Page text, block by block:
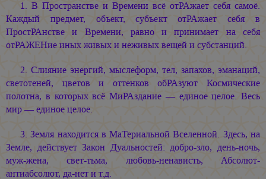
1. В Пространстве и Времени всё отРАжает себя самоё.
Каждый предмет, объект, субъект отРАжает себя в
ПростРАнстве и Времени, равно и принимает на себя
отРАЖЕНие иных живых и неживых вещей и субстанций.
2. Слияние энергий, мыслеформ, тел, запахов, эманаций,
светотеней, цветов и оттенков обРАзуют Космические
полотна, в которых всё МиРАздание — единое целое. Весь
мир — единое целое.
3. Земля находится в МаТериальной Вселенной. Здесь, на
Земле, действует Закон Дуальностей: добро-зло, день-ночь,
муж-жена, свет-тьма, любовь-ненависть, Абсолют-
антиабсолют, да-нет и т.д.